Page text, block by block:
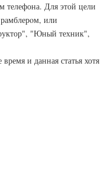
телефона. Для этой цели
или
"Юный техник",
и данная статья хотя